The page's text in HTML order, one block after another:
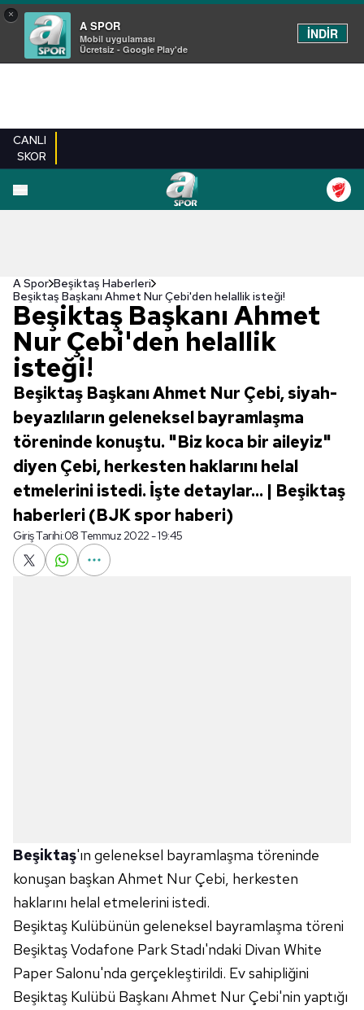
×
A SPOR
Mobil uygulaması
Ücretsiz - Google Play'de
İNDİR
CANLI
SKOR
A Spor Beşiktaş Haberleri
Beşiktaş Başkanı Ahmet Nur Çebi'den helallik isteği!
Beşiktaş Başkanı Ahmet
Nur Çebi'den helallik
isteği!
Beşiktaş Başkanı Ahmet Nur Çebi, siyah-
beyazlıların geleneksel bayramlaşma
töreninde konuştu. "Biz koca bir aileyiz"
diyen Çebi, herkesten haklarını helal
etmelerini istedi. İşte detaylar... | Beşiktaş
haberleri (BJK spor haberi)
Giriş Tarihi:08 Temmuz 2022 - 19:45
Beşiktaş'ın geleneksel bayramlaşma töreninde
konuşan başkan Ahmet Nur Çebi, herkesten
haklarını helal etmelerini istedi.
Beşiktaş Kulübünün geleneksel bayramlaşma töreni
Beşiktaş Vodafone Park Stadı'ndaki Divan White
Paper Salonu'nda gerçekleştirildi. Ev sahipliğini
Beşiktaş Kulübü Başkanı Ahmet Nur Çebi'nin yaptığı